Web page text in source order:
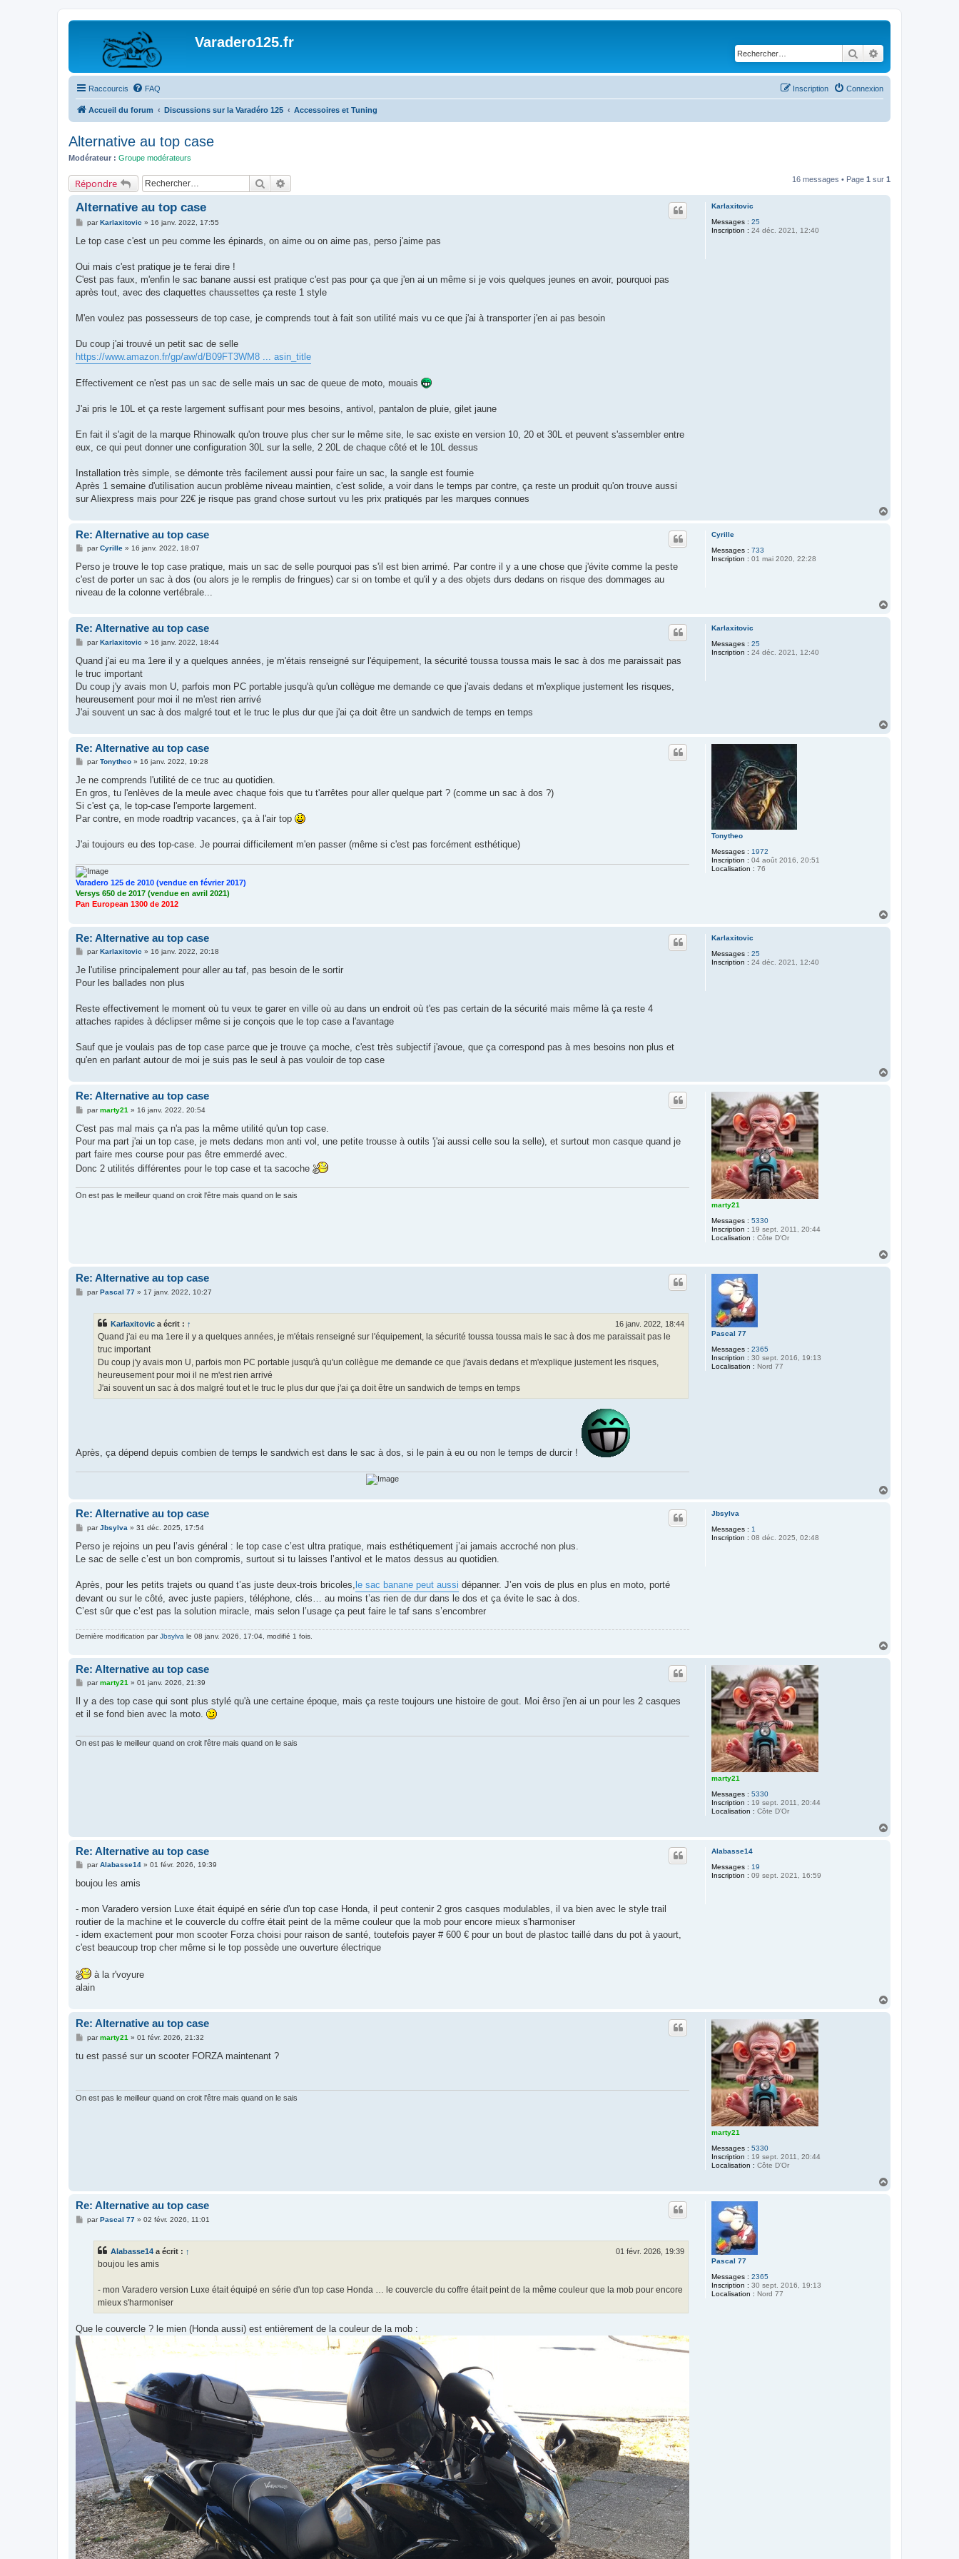
Varadero125.fr
Rechercher
Raccourcis FAQ Connexion
Inscription
Accueil du forum Discussions sur la Varadéro 125 Accessoires et Tuning
Alternative au top case
Modérateur : Groupe modérateurs
Répondre Rechercher 16 messages • Page 1 sur 1
Karlaxitovic
Messages : 25
Inscription : 24 déc. 2021, 12:40
Alternative au top case
M
s
g
parKarlaxitovic » 16 janv. 2022, 17:55
Le top case c'est un peu comme les épinards, on aime ou on aime pas, perso j'aime pas
Oui mais c'est pratique je te ferai dire !
C'est pas faux, m'enfin le sac banane aussi est pratique c'est pas pour ça que j'en ai un même si je vois quelques jeunes en avoir, pourquoi pas
après tout, avec des claquettes chaussettes ça reste 1 style
M'en voulez pas possesseurs de top case, je comprends tout à fait son utilité mais vu ce que j'ai à transporter j'en ai pas besoin
Du coup j'ai trouvé un petit sac de selle
https://www.amazon.fr/gp/aw/d/B09FT3WM8 ... asin_title
Effectivement ce n'est pas un sac de selle mais un sac de queue de moto, mouais
J'ai pris le 10L et ça reste largement suffisant pour mes besoins, antivol, pantalon de pluie, gilet jaune
En fait il s'agit de la marque Rhinowalk qu'on trouve plus cher sur le même site, le sac existe en version 10, 20 et 30L et peuvent s'assembler entre
eux, ce qui peut donner une configuration 30L sur la selle, 2 20L de chaque côté et le 10L dessus
Installation très simple, se démonte très facilement aussi pour faire un sac, la sangle est fournie
Après 1 semaine d'utilisation aucun problème niveau maintien, c'est solide, a voir dans le temps par contre, ça reste un produit qu'on trouve aussi
sur Aliexpress mais pour 22€ je risque pas grand chose surtout vu les prix pratiqués par les marques connues
Cyrille
Messages : 733
Inscription : 01 mai 2020, 22:28
Re: Alternative au top case
M
s
a
g
parCyrille» 16 janv. 2022, 18:07
Perso je trouve le top case pratique, mais un sac de selle pourquoi pas s'il est bien arrimé. Par contre il y a une chose que j'évite comme la peste
c'est de porter un sac à dos (ou alors je le remplis de fringues) car si on tombe et qu'il y a des objets durs dedans on risque des dommages au
niveau de la colonne vertébrale...
Karlaxitovic
Messages : 25
Inscription : 24 déc. 2021, 12:40
Re: Alternative au top case
M
s
a
g
parKarlaxitovic » 16 janv. 2022, 18:44
Quand j'ai eu ma 1ere il y a quelques années, je m'étais renseigné sur l'équipement, la sécurité toussa toussa mais le sac à dos me paraissait pas
le truc important
Du coup j'y avais mon U, parfois mon PC portable jusqu'à qu'un collègue me demande ce que j'avais dedans et m'explique justement les risques,
heureusement pour moi il ne m'est rien arrivé
J'ai souvent un sac à dos malgré tout et le truc le plus dur que j'ai ça doit être un sandwich de temps en temps
Tonytheo
Messages : 1972
Inscription : 04 août 2016, 20:51
Localisation : 76
Re: Alternative au top case
M
s
a
g
parTonytheo» 16 janv. 2022, 19:28
Je ne comprends l'utilité de ce truc au quotidien.
En gros, tu l'enlèves de la meule avec chaque fois que tu t'arrêtes pour aller quelque part ? (comme un sac à dos ?)
Si c'est ça, le top-case l'emporte largement.
Par contre, en mode roadtrip vacances, ça à l'air top
J'ai toujours eu des top-case. Je pourrai difficilement m'en passer (même si c'est pas forcément esthétique)
Varadero 125 de 2010 (vendue en février 2017)
Versys 650 de 2017 (vendue en avril 2021)
Pan European 1300 de 2012
Karlaxitovic
Messages : 25
Inscription : 24 déc. 2021, 12:40
Re: Alternative au top case
M
s
a
par Karlaxitovic » 16 janv. 2022, 20:18
Je l'utilise principalement pour aller au taf, pas besoin de le sortir
Pour les ballades non plus
Reste effectivement le moment où tu veux te garer en ville où au dans un endroit où t'es pas certain de la sécurité mais même là ça reste 4
attaches rapides à déclipser même si je conçois que le top case a l'avantage
Sauf que je voulais pas de top case parce que je trouve ça moche, c'est très subjectif j'avoue, que ça correspond pas à mes besoins non plus et
qu'en en parlant autour de moi je suis pas le seul à pas vouloir de top case
marty21
Messages : 5330
Inscription : 19 sept. 2011, 20:44
Localisation : Côte D'Or
Re: Alternative au top case
M
s
a
g
parmarty21 » 16 janv. 2022, 20:54
C'est pas mal mais ça n'a pas la même utilité qu'un top case.
Pour ma part j'ai un top case, je mets dedans mon anti vol, une petite trousse à outils 'j'ai aussi celle sou la selle), et surtout mon casque quand je
part faire mes course pour pas être emmerdé avec.
Donc 2 utilités différentes pour le top case et ta sacoche
On est pas le meilleur quand on croit l'être mais quand on le sais
Pascal 77
Messages : 2365
Inscription : 30 sept. 2016, 19:13
Localisation : Nord 77
Re: Alternative au top case
MparPascal 77» 17 janv. 2022, 10:27
Karlaxitovic a écrit : ↑ 16 janv. 2022, 18:44
Quand j'ai eu ma 1ere il y a quelques années, je m'étais renseigné sur l'équipement, la sécurité toussa toussa mais le sac à dos me paraissait pas le
truc important
Du coup j'y avais mon U, parfois mon PC portable jusqu'à qu'un collègue me demande ce que j'avais dedans et m'explique justement les risques,
heureusement pour moi il ne m'est rien arrivé
J'ai souvent un sac à dos malgré tout et le truc le plus dur que j'ai ça doit être un sandwich de temps en temps
Après, ça dépend depuis combien de temps le sandwich est dans le sac à dos, si le pain à eu ou non le temps de durcir !
Jbsylva
Messages : 1
Inscription : 08 déc. 2025, 02:48
Re: Alternative au top case
M
s
a
parJbsylva » 31 déc. 2025, 17:54
Perso je rejoins un peu l’avis général : le top case c’est ultra pratique, mais esthétiquement j’ai jamais accroché non plus.
Le sac de selle c’est un bon compromis, surtout si tu laisses l’antivol et le matos dessus au quotidien.
Après, pour les petits trajets ou quand t’as juste deux-trois bricoles, le sac banane peut aussi dépanner. J’en vois de plus en plus en moto, porté
devant ou sur le côté, avec juste papiers, téléphone, clés… au moins t’as rien de dur dans le dos et ça évite le sac à dos.
C’est sûr que c’est pas la solution miracle, mais selon l’usage ça peut faire le taf sans s’encombrer
Dernière modification parJbsylva le 08 janv. 2026, 17:04, modifié 1 fois.
marty21
Messages : 5330
Inscription : 19 sept. 2011, 20:44
Localisation : Côte D'Or
Re: Alternative au top case
M
s
s
a
parmarty21» 01 janv. 2026, 21:39
Il y a des top case qui sont plus stylé qu'à une certaine époque, mais ça reste toujours une histoire de gout. Moi êrso j'en ai un pour les 2 casques
et il se fond bien avec la moto.
On est pas le meilleur quand on croit l'être mais quand on le sais
Alabasse14
Messages : 19
Inscription : 09 sept. 2021, 16:59
Re: Alternative au top case
M
s
g
parAlabasse14» 01 févr. 2026, 19:39
boujou les amis
- mon Varadero version Luxe était équipé en série d'un top case Honda, il peut contenir 2 gros casques modulables, il va bien avec le style trail
routier de la machine et le couvercle du coffre était peint de la même couleur que la mob pour encore mieux s'harmoniser
- idem exactement pour mon scooter Forza choisi pour raison de santé, toutefois payer # 600 € pour un bout de plastoc taillé dans du pot à yaourt,
c'est beaucoup trop cher même si le top possède une ouverture électrique
à la r'voyure
alain
marty21
Messages : 5330
Inscription : 19 sept. 2011, 20:44
Localisation : Côte D'Or
Re: Alternative au top case
M
s
parmarty21 » 01 févr. 2026, 21:32
tu est passé sur un scooter FORZA maintenant ?
On est pas le meilleur quand on croit l'être mais quand on le sais
Pascal 77
Messages : 2365
Inscription : 30 sept. 2016, 19:13
Localisation : Nord 77
Re: Alternative au top case
MparPascal 77» 02 févr. 2026, 11:01
Alabasse14 a écrit : ↑ 01 févr. 2026, 19:39
boujou les amis
- mon Varadero version Luxe était équipé en série d'un top case Honda … le couvercle du coffre était peint de la même couleur que la mob pour encore
mieux s'harmoniser
Que le couvercle ? le mien (Honda aussi) est entièrement de la couleur de la mob :